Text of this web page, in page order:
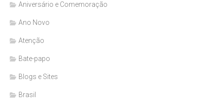
Aniversário e Comemoração
Ano Novo
Atenção
Bate-papo
Blogs e Sites
Brasil